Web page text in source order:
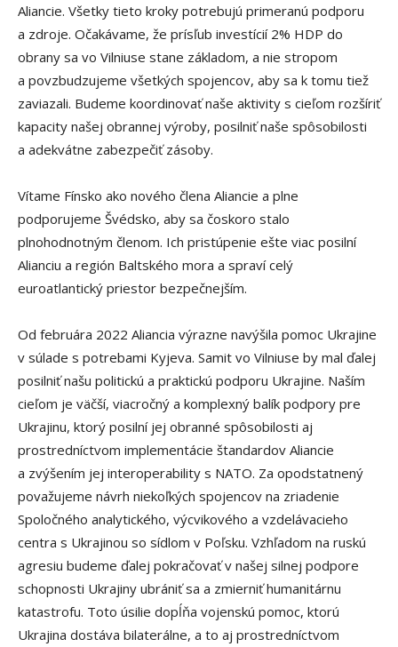
Aliancie. Všetky tieto kroky potrebujú primeranú podporu
a zdroje. Očakávame, že prísľub investícií 2% HDP do
obrany sa vo Vilniuse stane základom, a nie stropom
a povzbudzujeme všetkých spojencov, aby sa k tomu tiež
zaviazali. Budeme koordinovať naše aktivity s cieľom rozšíriť
kapacity našej obrannej výroby, posilniť naše spôsobilosti
a adekvátne zabezpečiť zásoby.
Vítame Fínsko ako nového člena Aliancie a plne
podporujeme Švédsko, aby sa čoskoro stalo
plnohodnotným členom. Ich pristúpenie ešte viac posilní
Alianciu a región Baltského mora a spraví celý
euroatlantický priestor bezpečnejším.
Od februára 2022 Aliancia výrazne navýšila pomoc Ukrajine
v súlade s potrebami Kyjeva. Samit vo Vilniuse by mal ďalej
posilniť našu politickú a praktickú podporu Ukrajine. Naším
cieľom je väčší, viacročný a komplexný balík podpory pre
Ukrajinu, ktorý posilní jej obranné spôsobilosti aj
prostredníctvom implementácie štandardov Aliancie
a zvýšením jej interoperability s NATO. Za opodstatnený
považujeme návrh niekoľkých spojencov na zriadenie
Spoločného analytického, výcvikového a vzdelávacieho
centra s Ukrajinou so sídlom v Poľsku. Vzhľadom na ruskú
agresiu budeme ďalej pokračovať v našej silnej podpore
schopnosti Ukrajiny ubrániť sa a zmierniť humanitárnu
katastrofu. Toto úsilie dopĺňa vojenskú pomoc, ktorú
Ukrajina dostáva bilaterálne, a to aj prostredníctvom